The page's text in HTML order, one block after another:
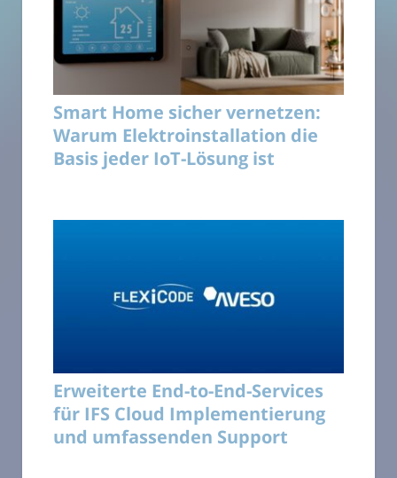
Smart Home sicher vernetzen:
Warum Elektroinstallation die
Basis jeder IoT-Lösung ist
Erweiterte End-to-End-Services
für IFS Cloud Implementierung
und umfassenden Support